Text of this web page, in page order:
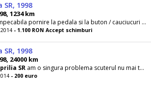
SR, 1998
1234 km
stara impecabila pornire la pedala si la buton / cauciucuri 90%/ acte de italia si inmatriculat pe primarie + asigurare facuta si valabila inca 5...
- 1.100 RON Accept schimburi
SR, 1998
24000 km
SR am o singura problema scuterul nu mai trage cum trebuie la plecare din cauza k e
- 200 euro